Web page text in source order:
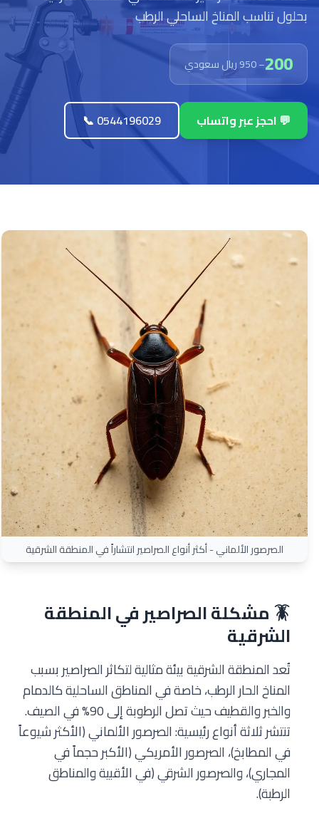
بحلول تناسب المناخ الساحلي الرطب
200– 950 ريال سعودي
💬 احجز عبر واتساب 📞 0544196029
الصرصور الألماني - أكثر أنواع الصراصير انتشاراً في المنطقة الشرقية
🪳 مشكلة الصراصير في المنطقة
الشرقية
تُعد المنطقة الشرقية بيئة مثالية لتكاثر الصراصير بسبب
المناخ الحار الرطب، خاصة في المناطق الساحلية كالدمام
والخبر والقطيف حيث تصل الرطوبة إلى 90% في الصيف.
تنتشر ثلاثة أنواع رئيسية: الصرصور الألماني (الأكثر شيوعاً
في المطابخ)، الصرصور الأمريكي (الأكبر حجماً في
المجاري)، والصرصور الشرقي (في الأقبية والمناطق
الرطبة).